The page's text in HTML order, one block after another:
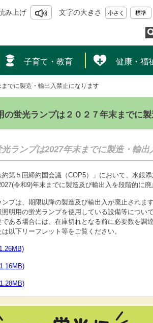
み上げ 文字の大きさ 小さく 標準
子育て・教育 健康・福
でに製造・輸出入禁止になります
の蛍光ランプは２０２７年末までに
ランプは2027年末までに製造・輸
約第５回締約国会議（COP5）」において、水銀
令和9)年末までに製造及び輸出入を段階的に廃
プは、期限以降の製造及び輸出入が廃止され
明用の蛍光ランプを使用している設備等につ
ある場合には、在庫切れとなる前に必要数を調
は以下リーフレット等をご覧ください。